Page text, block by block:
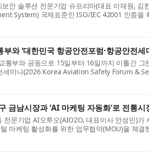
안 솔루션 전문기업 슈프리마(대표 이재원,
System) 국제표준인 ISO/IEC 42001 인증을
와 ‘대한민국 항공안전포럼·항공안전세
통부와 공동으로 15일부터 16일까지 이틀간 그
미나(2026 Korea Aviation Safety Forum &
금남시장과 ‘AI 마케팅 자동화’로 전통
전문기업 AI오투오(AIO2O, 대표이사 안성민)가
마케팅 활성화를 위한 업무협약(MOU)을 체